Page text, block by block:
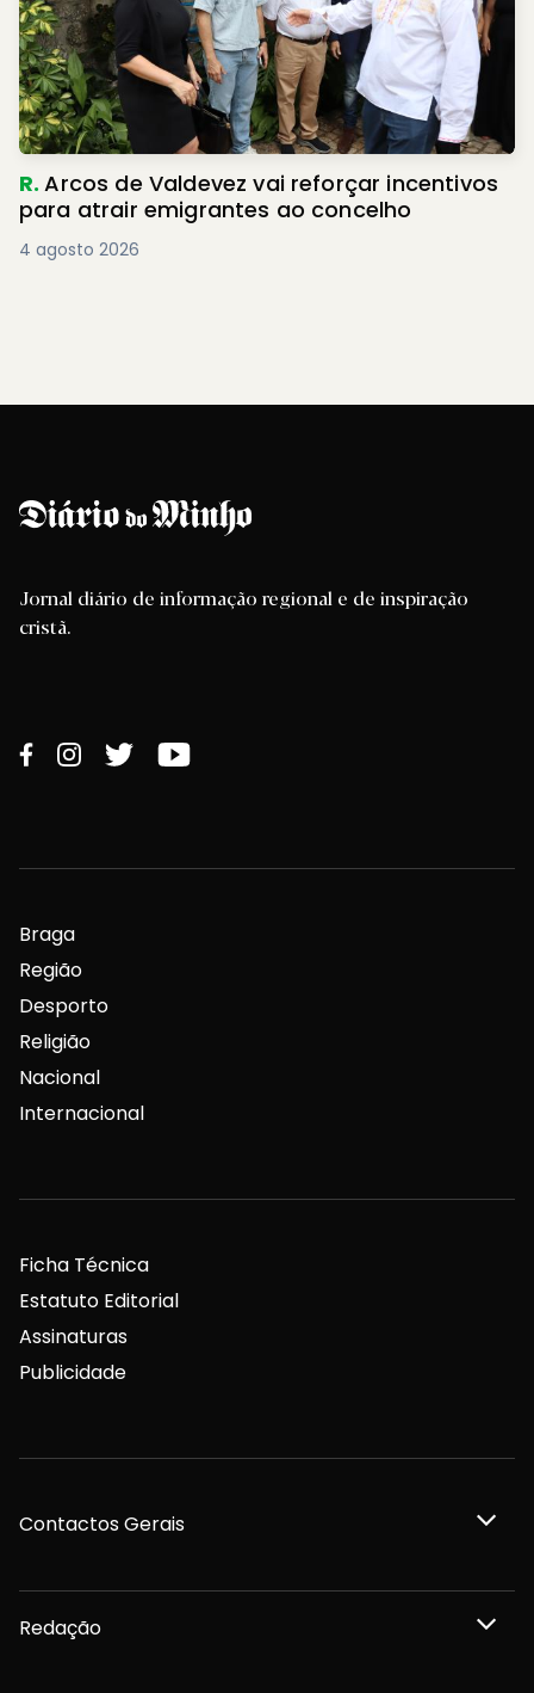
R.Arcos de Valdevez vai reforçar incentivos
para atrair emigrantes ao concelho
4 agosto 2026
Jornal diário de informação regional e de inspiração
cristã.
Braga
Região
Desporto
Religião
Nacional
Internacional
Ficha Técnica
Estatuto Editorial
Assinaturas
Publicidade
Contactos Gerais
Redação